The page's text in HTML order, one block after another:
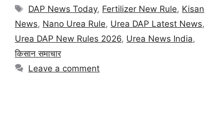
DAP News Today, Fertilizer New Rule, Kisan
News, Nano Urea Rule, Urea DAP Latest News,
Urea DAP New Rules 2026, Urea News India,
किसान समाचार
Leave a comment